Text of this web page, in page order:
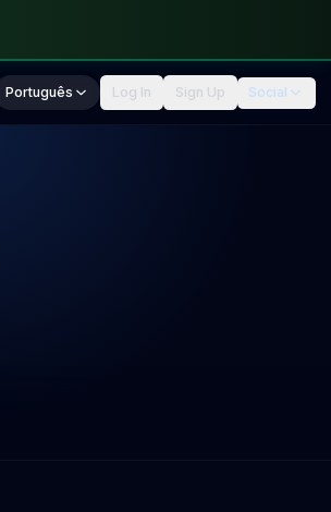
Português Log In Sign Up Social